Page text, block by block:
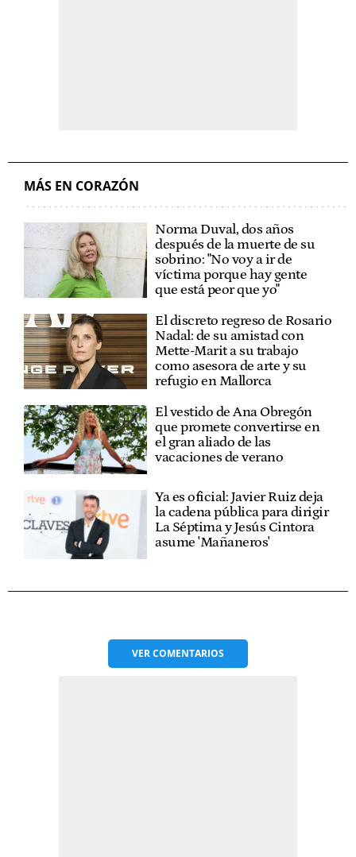
MÁS EN CORAZÓN
Norma Duval, dos años
después de la muerte de su
sobrino: "No voy a ir de
víctima porque hay gente
que está peor que yo"
El discreto regreso de Rosario
Nadal: de su amistad con
Mette-Marit a su trabajo
como asesora de arte y su
refugio en Mallorca
El vestido de Ana Obregón
que promete convertirse en
el gran aliado de las
vacaciones de verano
Ya es oficial: Javier Ruiz deja
la cadena pública para dirigir
La Séptima y Jesús Cintora
asume 'Mañaneros'
VERCOMENTARIOS